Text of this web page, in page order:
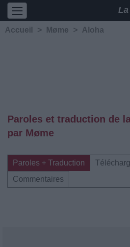
Accueil > Møme > Aloha
Paroles et traduction de
par Møme
Paroles + Traduction
Commentaires